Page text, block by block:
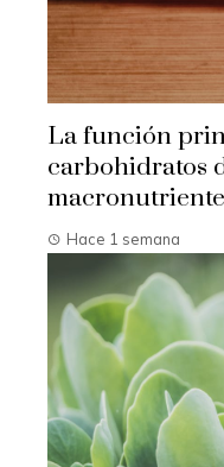
La función
carbohidratos
Hace 1 semana